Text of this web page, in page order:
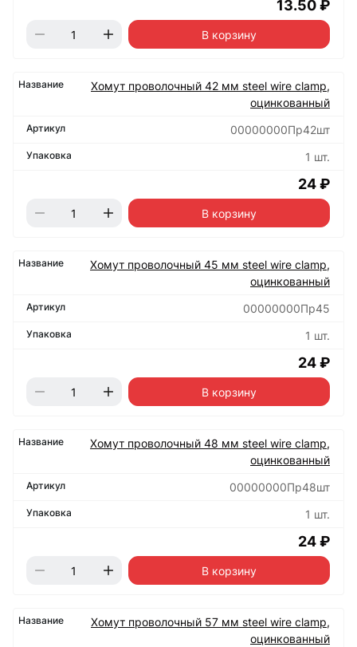
13.50 ₽
В корзину
Хомут проволочный 42 мм steel wire clamp,
оцинкованный
00000000Пр42шт
1 шт.
24 ₽
В корзину
Хомут проволочный 45 мм steel wire clamp,
оцинкованный
00000000Пр45
1 шт.
24 ₽
В корзину
Хомут проволочный 48 мм steel wire clamp,
оцинкованный
00000000Пр48шт
1 шт.
24 ₽
В корзину
Хомут проволочный 57 мм steel wire clamp,
оцинкованный